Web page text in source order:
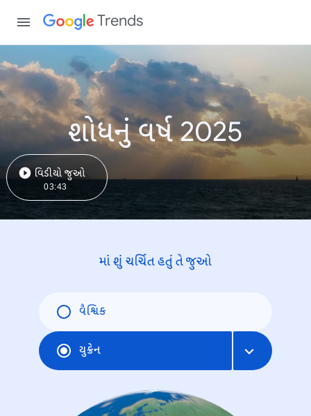
Trends
શોધનું વર્ષ 2025
વિડીયો જુઓ
03:43
માં શું ચર્ચિત હતું તે જુઓ
વૈશ્વિક
યુક્રેન